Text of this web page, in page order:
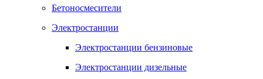
Бетоносмесители
Электростанции
Электростанции бензиновые
Электростанции дизельные